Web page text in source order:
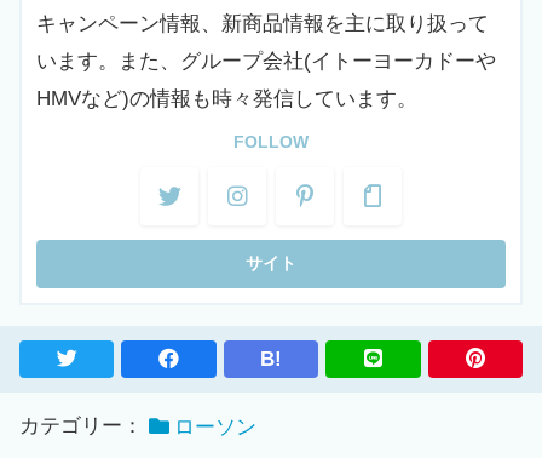
キャンペーン情報、新商品情報を主に取り扱って
います。また、グループ会社(イトーヨーカドーや
HMVなど)の情報も時々発信しています。
FOLLOW
B!
カテゴリー：
ローソン